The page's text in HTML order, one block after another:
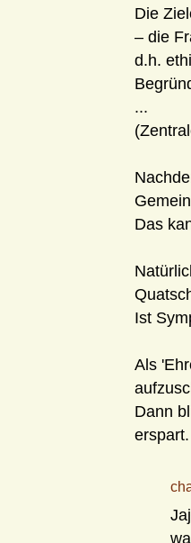
Die
– die
d.h.
...
Das
Ist
Als
Dann
erspart.